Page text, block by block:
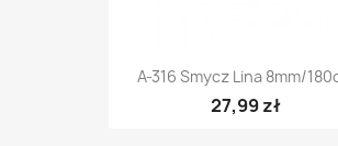
A-316 Smycz Lina 8mm/
27,99 zł